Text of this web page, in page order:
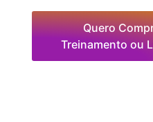
Quero
Treinamento ou